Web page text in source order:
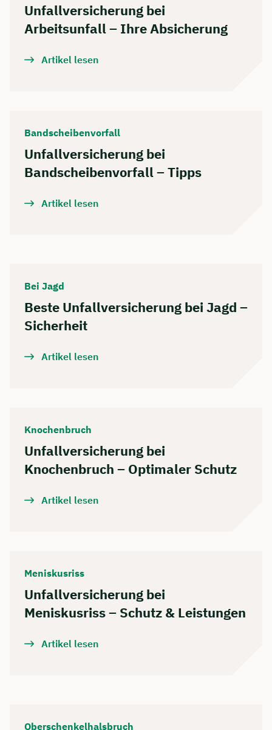
Unfallversicherung bei
Arbeitsunfall – Ihre Absicherung
Artikel lesen
Bandscheibenvorfall
Unfallversicherung bei
Bandscheibenvorfall – Tipps
Artikel lesen
Bei Jagd
Beste Unfallversicherung bei Jagd –
Sicherheit
Artikel lesen
Knochenbruch
Unfallversicherung bei
Knochenbruch – Optimaler Schutz
Artikel lesen
Meniskusriss
Unfallversicherung bei
Meniskusriss – Schutz & Leistungen
Artikel lesen
Oberschenkelhalsbruch